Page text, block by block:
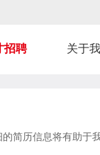
招聘 关于
简历信息将有助于